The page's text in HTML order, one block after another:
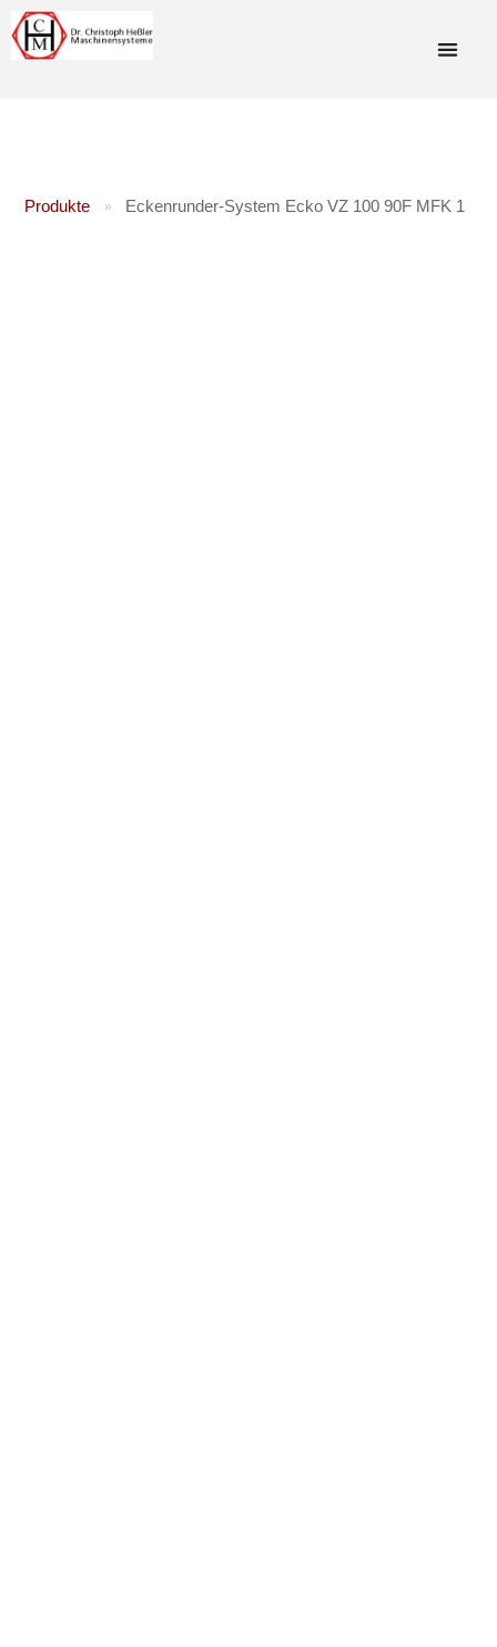
Produkte » Eckenrunder-System Ecko VZ 100 90F MFK 1